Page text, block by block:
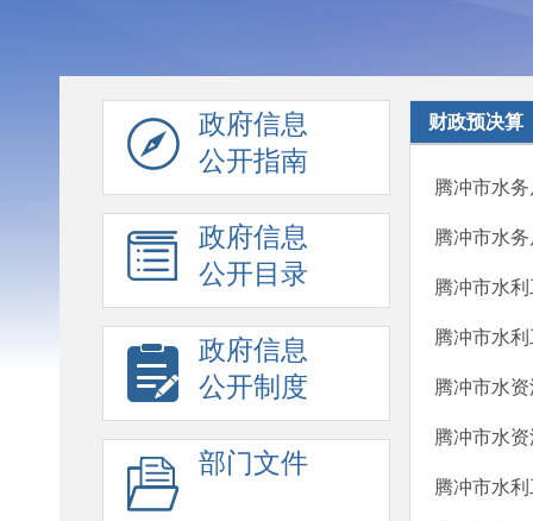
政府信息
公开指南
政府信息
公开目录
政府信息
公开制度
部门文件
财政预决算
腾冲市水
腾冲市水
腾冲市水
腾冲市水
腾冲市水
腾冲市水
腾冲市水